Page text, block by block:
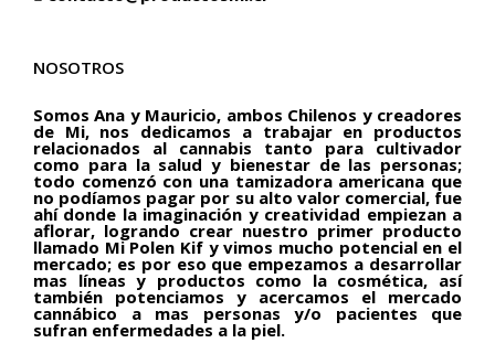
NOSOTROS
Somos Ana y Mauricio, ambos Chilenos y creadores
de Mi, nos dedicamos a trabajar en productos
relacionados al cannabis tanto para cultivador
como para la salud y bienestar de las personas;
todo comenzó con una tamizadora americana que
no podíamos pagar por su alto valor comercial, fue
ahí donde la imaginación y creatividad empiezan a
aflorar, logrando crear nuestro primer producto
llamado Mi Polen Kif y vimos mucho potencial en el
mercado; es por eso que empezamos a desarrollar
mas líneas y productos como la cosmética, así
también potenciamos y acercamos el mercado
cannábico a mas personas y/o pacientes que
sufran enfermedades a la piel.